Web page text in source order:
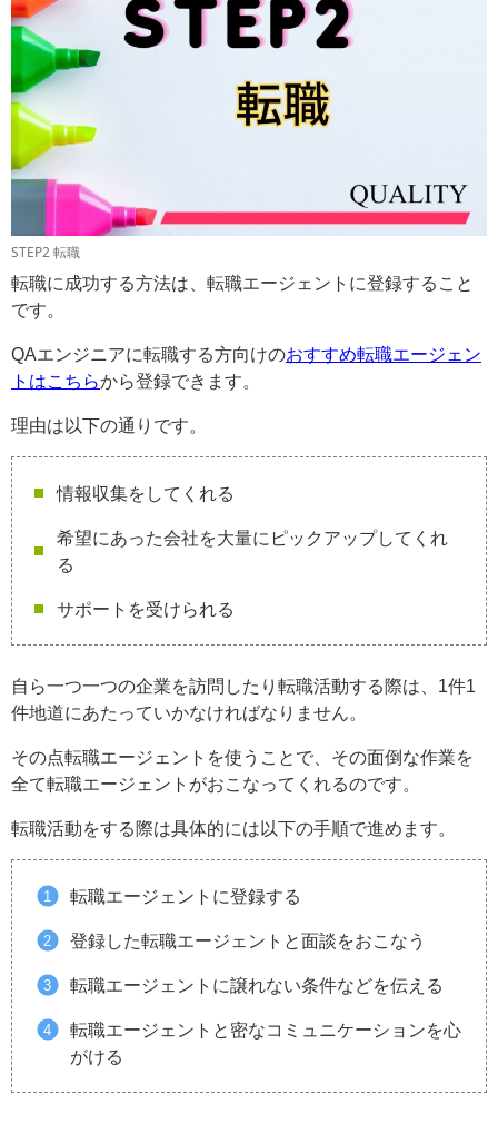
STEP2 転職
転職に成功する方法は、転職エージェントに登録すること
です。
QAエンジニアに転職する方向けのおすすめ転職エージェン
トはこちらから登録できます。
理由は以下の通りです。
情報収集をしてくれる
希望にあった会社を大量にピックアップしてくれ
る
サポートを受けられる
自ら一つ一つの企業を訪問したり転職活動する際は、1件1
件地道にあたっていかなければなりません。
その点転職エージェントを使うことで、その面倒な作業を
全て転職エージェントがおこなってくれるのです。
転職活動をする際は具体的には以下の手順で進めます。
転職エージェントに登録する
登録した転職エージェントと面談をおこなう
転職エージェントに譲れない条件などを伝える
転職エージェントと密なコミュニケーションを心
がける